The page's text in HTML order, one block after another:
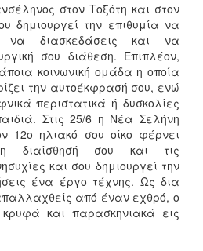
στον Τοξότη και στον
δημιουργεί την επιθυμία να
να διασκεδάσεις και να
σου διάθεση. Επιπλέον,
κοινωνική ομάδα η οποία
την αυτοέκφρασή σου, ενώ
περιστατικά ή δυσκολίες
Στις 25/6 η Νέα Σελήνη
12ο ηλιακό σου οίκο φέρνει
διαίσθησή σου και τις
και σου δημιουργεί την
ένα έργο τέχνης. Ως δια
από έναν εχθρό, ο
κρυφά και παρασκηνιακά εις